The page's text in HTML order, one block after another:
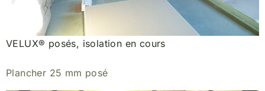
VELUX® posés, isolation en cours
Plancher 25 mm posé